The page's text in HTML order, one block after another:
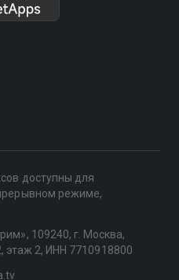
доступны для
режиме,
109240, г. Москва,
этаж 2, ИНН 7710918800